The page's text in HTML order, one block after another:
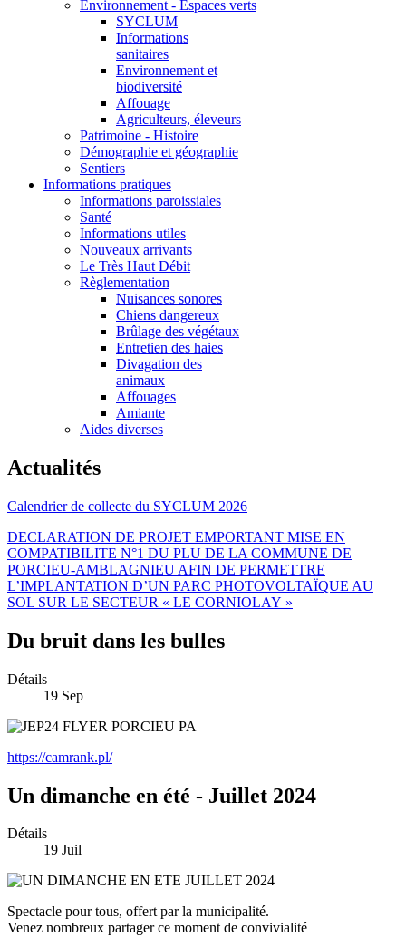
Environnement - Espaces verts
SYCLUM
Informations
sanitaires
Environnement et
biodiversité
Affouage
Agriculteurs, éleveurs
Patrimoine - Histoire
Démographie et géographie
Sentiers
Informations pratiques
Informations paroissiales
Santé
Informations utiles
Nouveaux arrivants
Le Très Haut Débit
Règlementation
Nuisances sonores
Chiens dangereux
Brûlage des végétaux
Entretien des haies
Divagation des
animaux
Affouages
Amiante
Aides diverses
Actualités
Calendrier de collecte du SYCLUM 2026
DECLARATION DE PROJET EMPORTANT MISE EN
COMPATIBILITE N°1 DU PLU DE LA COMMUNE DE
PORCIEU-AMBLAGNIEU AFIN DE PERMETTRE
L’IMPLANTATION D’UN PARC PHOTOVOLTAÏQUE AU
SOL SUR LE SECTEUR « LE CORNIOLAY »
Du bruit dans les bulles
Détails
19 Sep
https://camrank.pl/
Un dimanche en été - Juillet 2024
Détails
19 Juil
Spectacle pour tous, offert par la municipalité.
Venez nombreux partager ce moment de convivialité